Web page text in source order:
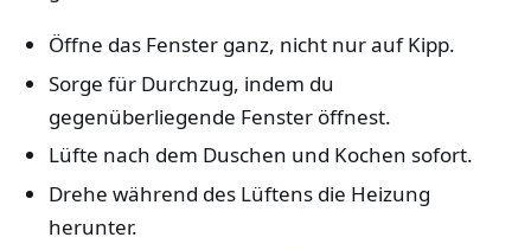
Öffne das Fenster ganz, nicht nur auf Kipp.
Sorge für Durchzug, indem du
gegenüberliegende Fenster öffnest.
Lüfte nach dem Duschen und Kochen sofort.
Drehe während des Lüftens die Heizung
herunter.